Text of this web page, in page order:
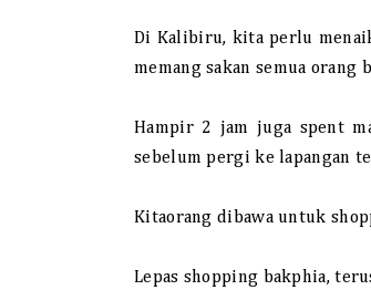
Di Kalibiru, kita perlu
memang sakan semua orang
Hampir 2 jam juga spent
sebelum pergi ke lapangan
Kitaorang dibawa untuk
Lepas shopping bakphia,